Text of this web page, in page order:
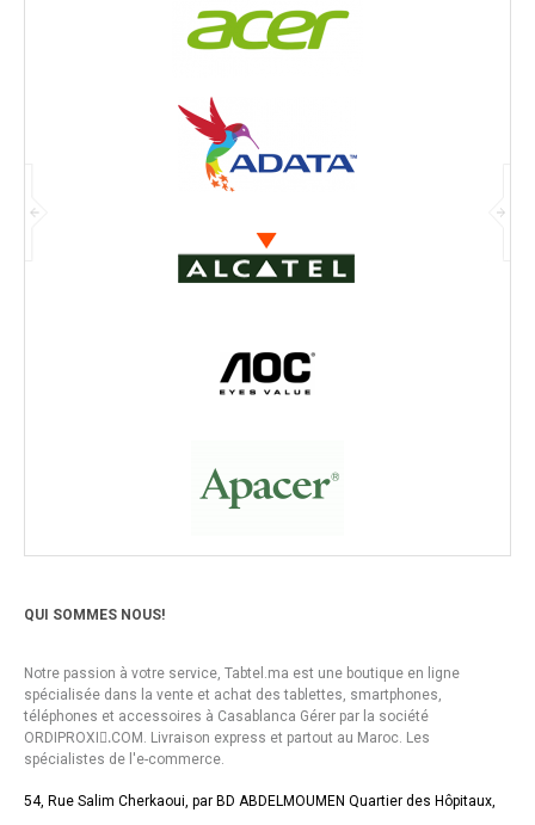
QUI SOMMES NOUS!
Notre passion à votre service, Tabtel.ma est une boutique en ligne
spécialisée dans la vente et achat des tablettes, smartphones,
téléphones et accessoires à Casablanca Gérer par la société
ORDIPROXI.ِCOM. Livraison express et partout au Maroc. Les
spécialistes de l'e-commerce.
54, Rue Salim Cherkaoui, par BD ABDELMOUMEN Quartier des Hôpitaux,